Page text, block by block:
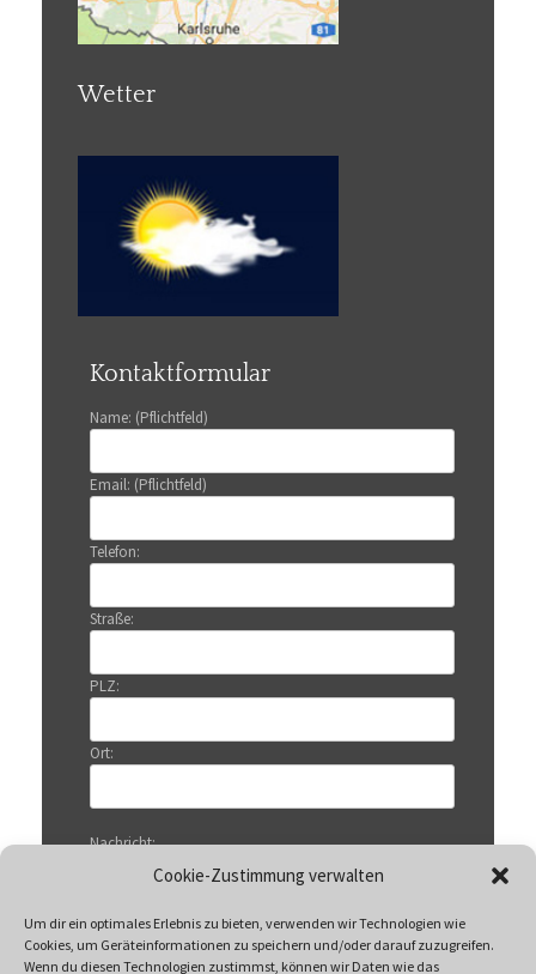
Cookie-Zustimmung verwalten
Um dir ein optimales Erlebnis zu bieten, verwenden wir Technologien wie
Cookies, um Geräteinformationen zu speichern und/oder darauf zuzugreifen.
Wenn du diesen Technologien zustimmst, können wir Daten wie das
Wetter
Kontaktformular
Name: (Pflichtfeld)
Email: (Pflichtfeld)
Telefon:
Straße:
PLZ:
Ort:
Nachricht: